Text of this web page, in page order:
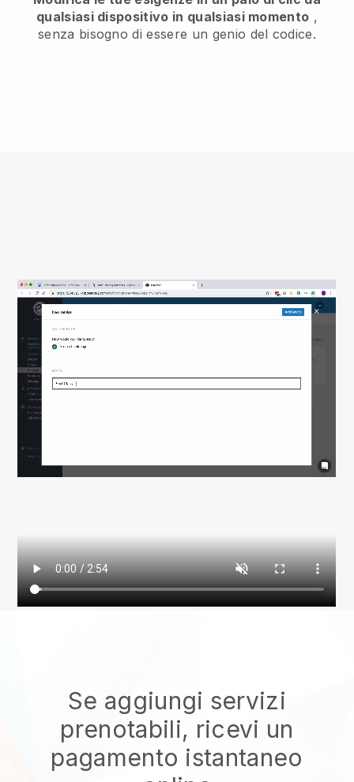
qualsiasi dispositivo in qualsiasi momento ,
senza bisogno di essere un genio del codice.
Se aggiungi servizi
prenotabili, ricevi un
pagamento istantaneo